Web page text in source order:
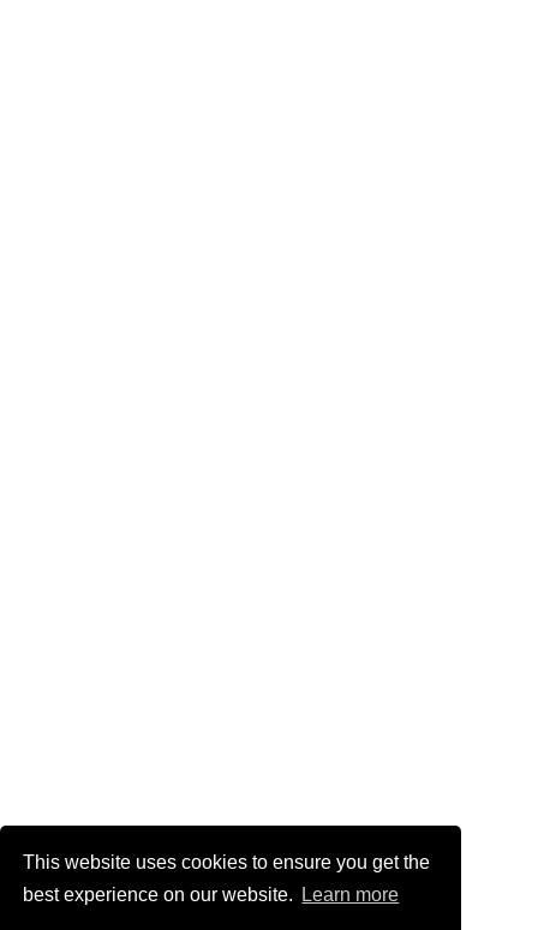
This website uses cookies to ensure you get the
best experience on our website.
Learn more